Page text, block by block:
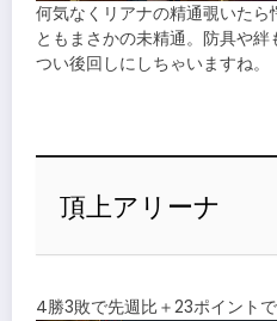
何気なくリアナの精通覗いた
ともまさかの未精通。防具や
つい後回しにしちゃいますね。
頂上アリーナ
4勝3敗で先週比＋23ポイントで